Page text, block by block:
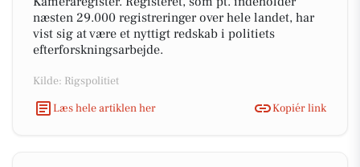
næsten 29.000 registreringer over hele landet, har
vist sig at være et nyttigt redskab i politiets
efterforskningsarbejde.
Kilde: Rigspolitiet
Læs hele artiklen her
Kopiér link